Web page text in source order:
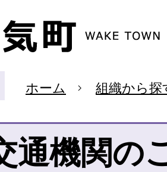
ホーム 組織から探
通機関の